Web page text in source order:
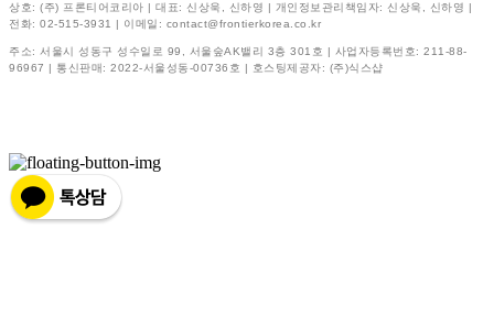
상호: (주) 프론티어코리아 | 대표: 신상욱, 신하영 | 개인정보관리책임자: 신상욱, 신하영 |
전화: 02-515-3931 | 이메일: contact@frontierkorea.co.kr
주소: 서울시 성동구 성수일로 99, 서울숲AK밸리 3층 301호 | 사업자등록번호: 211-88-
96967 | 통신판매: 2022-서울성동-00736호 | 호스팅제공자: (주)식스샵